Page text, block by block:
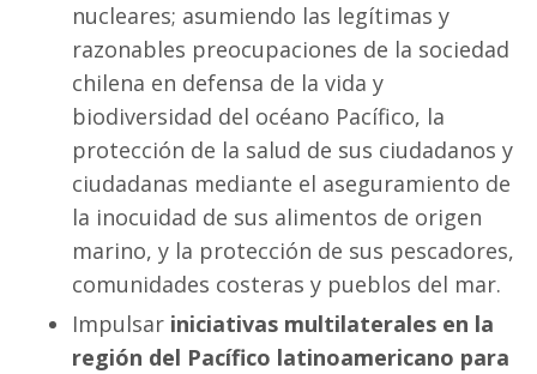
nucleares; asumiendo las legítimas y
razonables preocupaciones de la sociedad
chilena en defensa de la vida y
biodiversidad del océano Pacífico, la
protección de la salud de sus ciudadanos y
ciudadanas mediante el aseguramiento de
la inocuidad de sus alimentos de origen
marino, y la protección de sus pescadores,
comunidades costeras y pueblos del mar.
Impulsar iniciativas multilaterales en la
región del Pacífico latinoamericano para